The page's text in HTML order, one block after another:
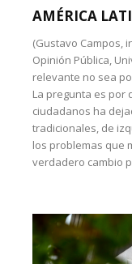
AMÉRICA
(Gustavo Campos,
Opinión Pública,
relevante no sea
La pregunta es por
ciudadanos ha
tradicionales, de
los problemas que
verdadero cambio